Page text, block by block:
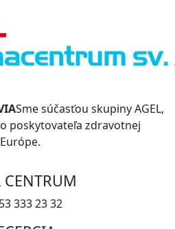
Sme súčasťou skupiny AGEL,
poskytovateľa zdravotnej
CENTRUM
333 23 32